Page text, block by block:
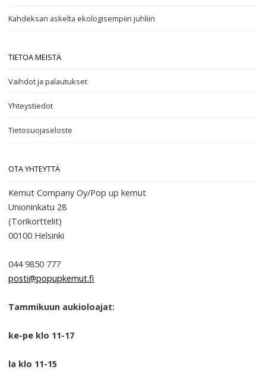
Kahdeksan askelta ekologisempiin juhliin
TIETOA MEISTÄ
Vaihdot ja palautukset
Yhteystiedot
Tietosuojaseloste
OTA YHTEYTTÄ
Kemut Company Oy/Pop up kemut
Unioninkatu 28
(Torikorttelit)
00100 Helsinki
044 9850 777
posti@popupkemut.fi
Tammikuun aukioloajat:
ke-pe klo 11-17
la klo 11-15